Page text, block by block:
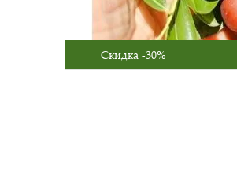
Скидка -30%